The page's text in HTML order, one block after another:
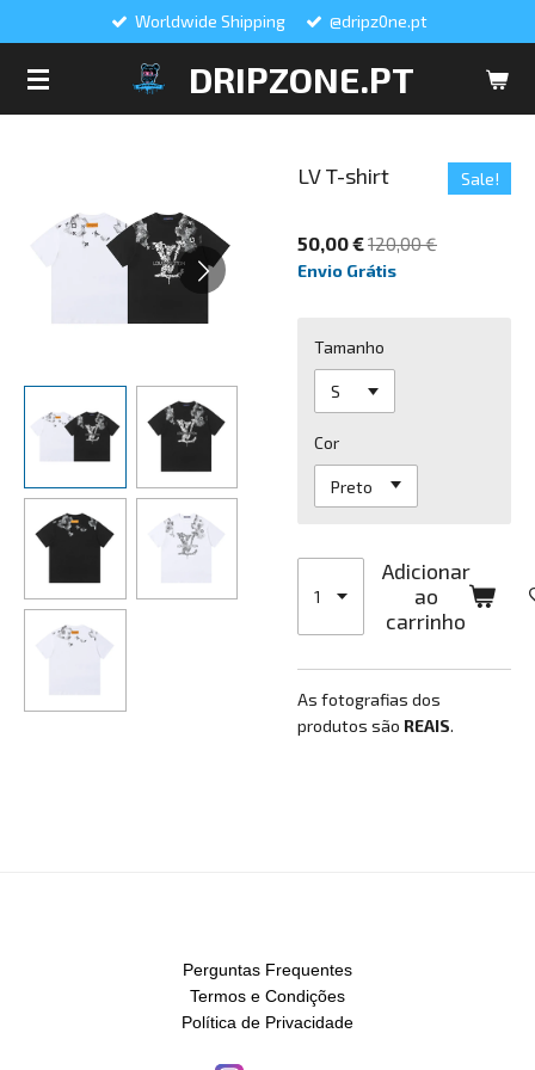
DRIPZONE.PT
Worldwide Shipping @dripz0ne.pt
LV T-shirt Sale!
50,00 €120,00 €
Envio Grátis
Tamanho
Cor
Adicionar
ao
carrinho
As fotografias dos
produtos são REAIS.
Perguntas Frequentes
Termos e Condições
Política de Privacidade